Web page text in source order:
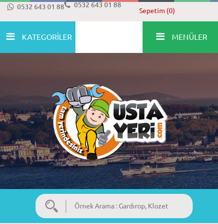
0532 643 01 88 0532 643 01 88
Sepetim (0)
KATEGORİLER MENÜLER